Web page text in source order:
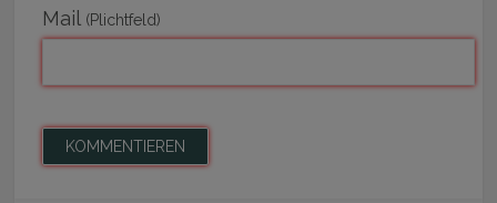
Mail (Plichtfeld)